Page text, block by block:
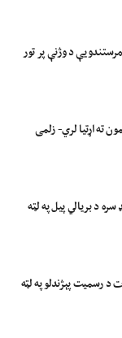
د وژنې پر تور
ته اړتیا لري- زلمی
د بریالي پیل په لټه
د رسمیت پېژندلو په لټه